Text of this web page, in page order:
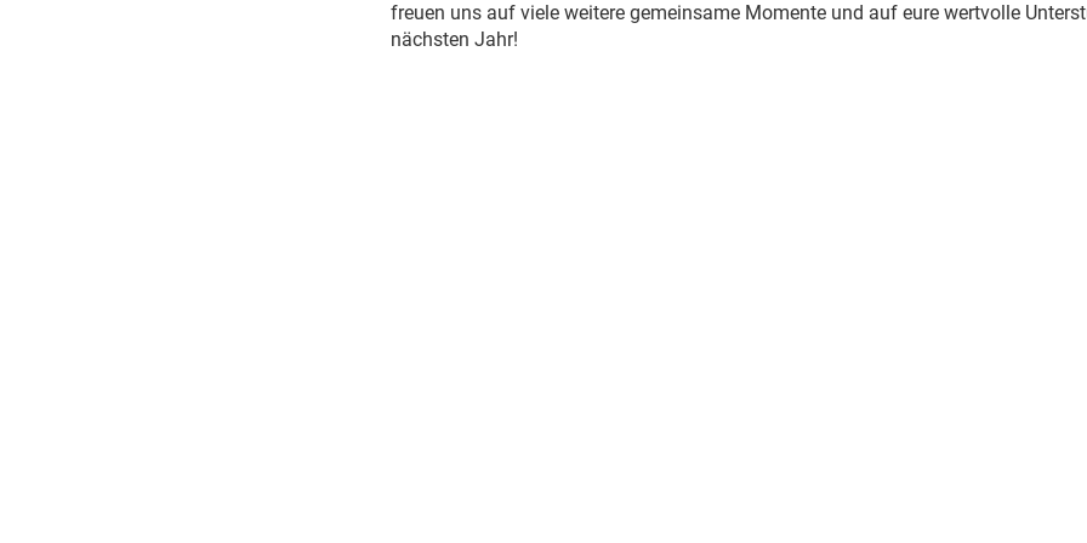
freuen uns auf viele weitere gemeinsame Momente und auf eure wertvolle
nächsten Jahr!